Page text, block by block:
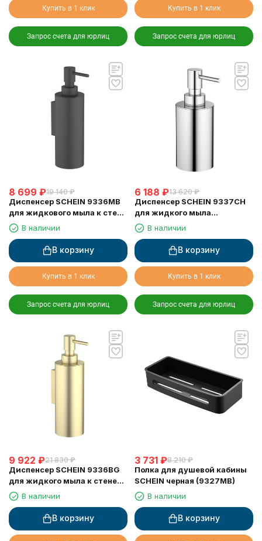
Купить в 1 клик
Запрос счета для юрлиц
Купить в 1 клик
Запрос счета для юрлиц
8 699 ₽19 140 ₽
Диспенсер SCHEIN 9336MB
для жидкового мыла к стене
черныйВ наличии
В корзину
Купить в 1 клик
Запрос счета для юрлиц
6 188 ₽13 620 ₽
Диспенсер SCHEIN 9337CH
для жидкого мыла
настольный хром
В наличии
В корзину
Купить в 1 клик
Запрос счета для юрлиц
9 922 ₽21 830 ₽
Диспенсер SCHEIN 9336BG
для жидкого мыла к стене
матовое золото
В наличии
В корзину
3 731 ₽8 210 ₽
Полка для душевой кабины
SCHEIN черная (9327MB)
В наличии
В корзину